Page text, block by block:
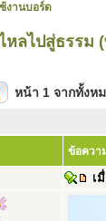
งานบอร์ด
หลไปสู่ธรรม
หน้า 1 จากทั้งห
ข้อควา
เ